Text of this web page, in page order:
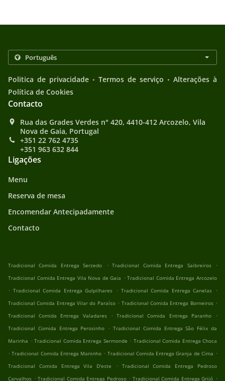
Politica de privacidade . Termos de serviço . Alterações à
Política de Cookies
Contacto
Rua das Grades Verdes n° 420, 4410-412 Arcozelo, Vila
Nova de Gaia, Portugal
+351 22 762 4735
+351 963 632 844
Ligações
Menu
Reserva de mesa
Encomendar Antecipadamente
Contacto
Tradicional Comida Entrega Serzedo . Tradicional Comida Entrega Saibreiros
.
Tradicional Comida Entrega Vila Nova de Gaia . Tradicional Comida Entrega Arcozelo
. Tradicional Comida Entrega Gulpilhares . Tradicional Comida Entrega Canelas .
Tradicional Comida Entrega Vilar do Paraíso . Tradicional Comida Entrega Borneiros .
Tradicional Comida Entrega Valadares
. Tradicional Comida Entrega Paranho
.
Tradicional Comida Entrega Perosinho . Tradicional Comida Entrega São Félix da
Marinha . Tradicional Comida Entrega Sermonde . Tradicional Comida Entrega Choca
. Tradicional Comida Entrega Maninho . Tradicional Comida Entrega Granja de Cima .
Tradicional Comida Entrega Vila D'este
.
Tradicional Comida Entrega Pedroso
Carvalhos . Tradicional Comida Entrega Pedroso . Tradicional Comida Entrega Grijó .